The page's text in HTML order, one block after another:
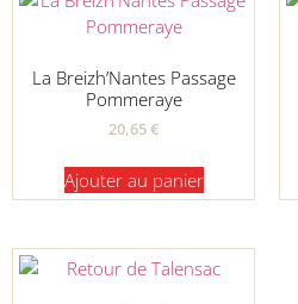
La Breizh’Nantes Passage
Pommeraye
20,65€
Ajouter au panier